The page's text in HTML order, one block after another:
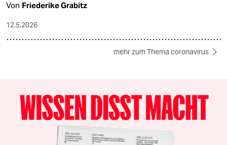
Von Friederike Grabitz
12.5.2026
mehr zum Thema coronavirus